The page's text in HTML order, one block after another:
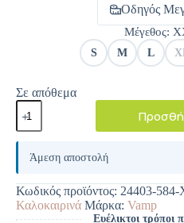
Οδηγός
Μέγεθος:
S M L
Σε απόθεμα
A
e
r
n
Άμεση αποστολή
Κωδικός προϊόντος: 24403-
Καλοκαιρινά Μάρκα: Vamp
Ευέλικτοι τρόποι